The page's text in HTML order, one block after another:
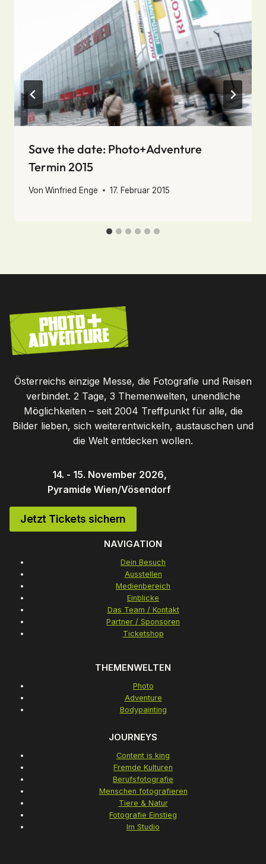
Save the date: Photo+Adventure
Termin 2015
Von Winfried Enge 17. Februar 2015
Österreichs einzige Messe, die Fotografie und Reisen
verbindet. 2 Tage, 3 Themenwelten, unendliche
Möglichkeiten – seit 2004 Treffpunkt für alle, die
Bilder lieben, sich weiterentwickeln, austauschen und
die Welt entdecken wollen.
14. - 15. November 2026,
Pyramide Wien/Vösendorf
Jetzt Tickets sichern
NAVIGATION
Dein Besuch
Ausstellen
Medienbereich
Einblicke
Das Team / Kontakt
Partner / Sponsoren
Ticketshop
THEMENWELTEN
Photo
Adventure
Bodypainting
JOURNEYS
Content is king
Fremde Kulturen
Berufsfotografie
Menschen fotografieren
Tiere & Natur
Fotografie Einstieg
Im Studio